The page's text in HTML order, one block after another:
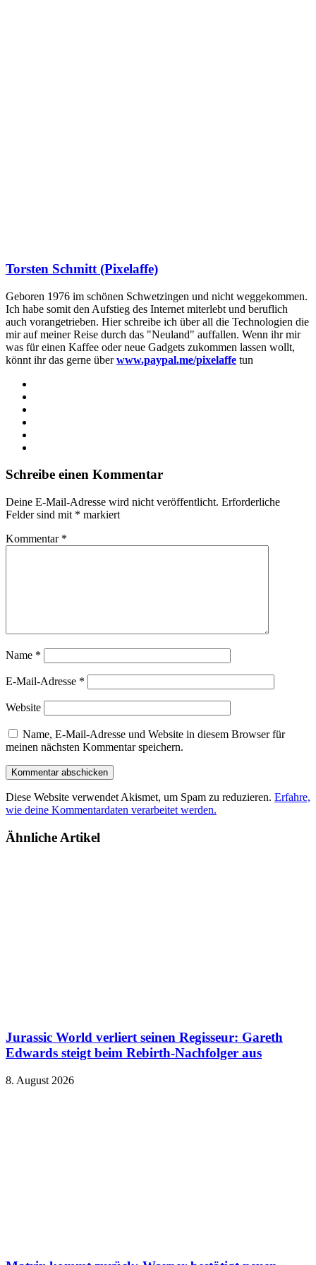
Torsten Schmitt (Pixelaffe)
Geboren 1976 im schönen Schwetzingen und nicht weggekommen.
Ich habe somit den Aufstieg des Internet miterlebt und beruflich
auch vorangetrieben. Hier schreibe ich über all die Technologien die
mir auf meiner Reise durch das "Neuland" auffallen. Wenn ihr mir
was für einen Kaffee oder neue Gadgets zukommen lassen wollt,
könnt ihr das gerne überwww.paypal.me/pixelaffe tun
Schreibe einen Kommentar
Deine E-Mail-Adresse wird nicht veröffentlicht. Erforderliche
Felder sind mit * markiert
Kommentar *
Name *
E-Mail-Adresse *
Website
Name, E-Mail-Adresse und Website in diesem Browser für
meinen nächsten Kommentar speichern.
Diese Website verwendet Akismet, um Spam zu reduzieren. Erfahre,
wie deine Kommentardaten verarbeitet werden.
Ähnliche Artikel
Jurassic World verliert seinen Regisseur: Gareth
Edwards steigt beim Rebirth-Nachfolger aus
8. August 2026